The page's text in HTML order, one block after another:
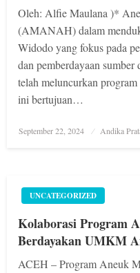
Oleh: Alfie Maulana )*
(AMANAH) dalam
Widodo yang fokus pada
dan pemberdayaan
telah meluncurkan
ini bertujuan…
Posted
September 22, 2024 Andika
UNCATEGORIZED
Kolaborasi Program
Berdayakan UMKM
ACEH – Program Aneuk